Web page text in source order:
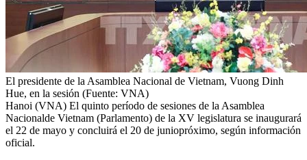
El presidente de la Asamblea Nacional de Vietnam, Vuong Dinh
Hue, en la sesión (Fuente: VNA)
Hanoi (VNA) El quinto período de sesiones de la Asamblea
Nacionalde Vietnam (Parlamento) de la XV legislatura se inaugurará
el 22 de mayo y concluirá el 20 de juniopróximo, según información
oficial.